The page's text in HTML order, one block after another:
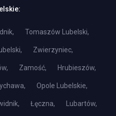
Tomaszów Lubelski,
Zwierzyniec,
Zamość, Hrubieszów,
Opole Lubelskie,
Łęczna, Lubartów,